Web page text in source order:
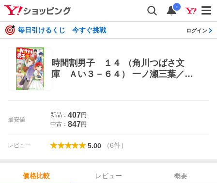
i
毎日引けるくじ 今すぐ挑戦 ログイン
時間割男子 １４ （角川つばさ文
庫 Ａい３－６４） 一ノ瀬三葉／
最安値
新品： 407円
中古： 847円
レビュー 5.00 （6件）
価格比較 レビュー
概要